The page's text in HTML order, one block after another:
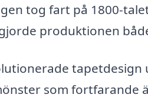
tog fart på 1800-
produktionen
tapetdesign
som fortfarande